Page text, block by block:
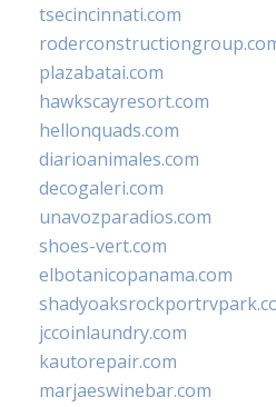
tsecincinnati.com
plazabatai.com
hawkscayresort.com
hellonquads.com
diarioanimales.com
decogaleri.com
unavozparadios.com
shoes-vert.com
elbotanicopanama.com
jccoinlaundry.com
kautorepair.com
marjaeswinebar.com